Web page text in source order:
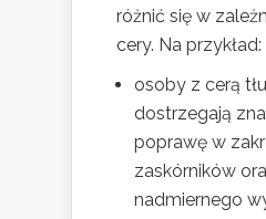
różnić się w
cery. Na przykład:
osoby z cerą
dostrzegają
poprawę w
zaskórników
nadmiernego